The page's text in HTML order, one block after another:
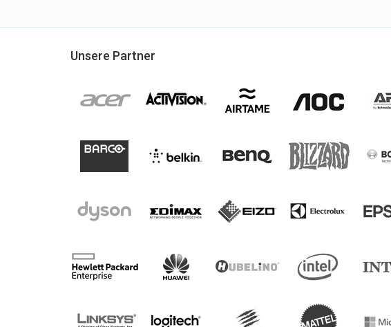
Unsere Partner